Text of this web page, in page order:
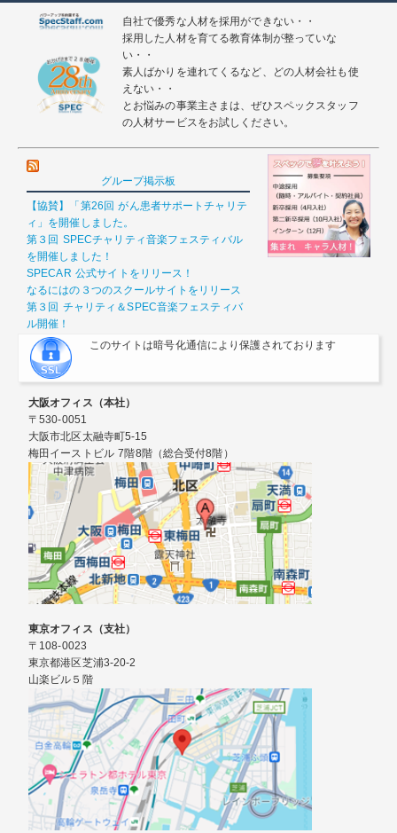
自社で優秀な人材を採用ができない・・
採用した人材を育てる教育体制が整っていな
い・・
素人ばかりを連れてくるなど、どの人材会社も使
えない・・
とお悩みの事業主さまは、ぜひスペックスタッフ
の人材サービスをお試しください。
グループ掲示板
【協賛】「第26回 がん患者サポートチャリテ
ィ」を開催しました。
第３回 SPECチャリティ音楽フェスティバル
を開催しました！
SPECAR 公式サイトをリリース！
なるにはの３つのスクールサイトをリリース
第３回 チャリティ＆SPEC音楽フェスティバ
ル開催！
このサイトは暗号化通信により保護されております
大阪オフィス（本社）
〒530-0051
大阪市北区太融寺町5-15
梅田イーストビル 7階8階（総合受付8階）
東京オフィス（支社）
〒108-0023
東京都港区芝浦3-20-2
山楽ビル５階